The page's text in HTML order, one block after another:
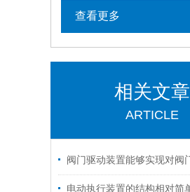
查看更多
相关文章
ARTICLE
电动执行装置的结构相对简